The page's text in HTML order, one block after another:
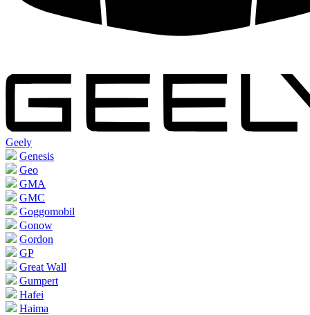
Geely
Genesis
Geo
GMA
GMC
Goggomobil
Gonow
Gordon
GP
Great Wall
Gumpert
Hafei
Haima